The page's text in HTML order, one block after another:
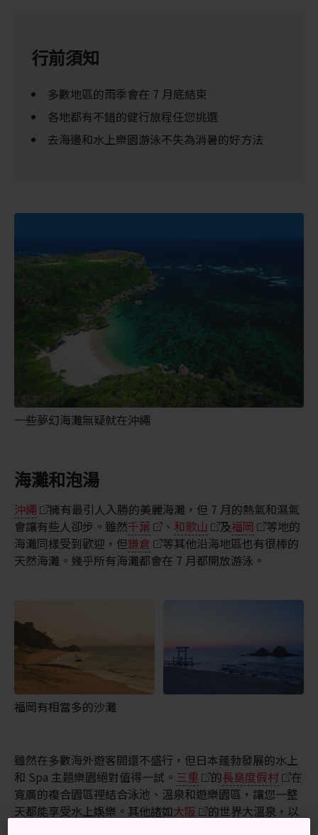
行前須知
多數地區的雨季會在 7 月底結束
各地都有不錯的健行旅程任您挑選
去海邊和水上樂園游泳不失為消暑的好方法
一些夢幻海灘無疑就在沖繩
海灘和泡湯
沖繩
擁有最引人入勝的美麗海灘，但 7 月的熱氣和濕氣
會讓有些人卻步。雖然千葉 、 和歌山 及福岡
等地的
海灘同樣受到歡迎，但鎌倉
等其他沿海地區也有很棒的
天然海灘。幾乎所有海灘都會在 7 月都開放游泳。
福岡有相當多的沙灘
雖然在多數海外遊客間還不盛行，但日本蓬勃發展的水上
和 Spa 主題樂園絕對值得一試。 三重 的長島度假村
在
寬廣的複合園區裡結合泳池、溫泉和遊樂園區，讓您一整
天都能享受水上娛樂。其他諸如大阪
的世界大溫泉，以